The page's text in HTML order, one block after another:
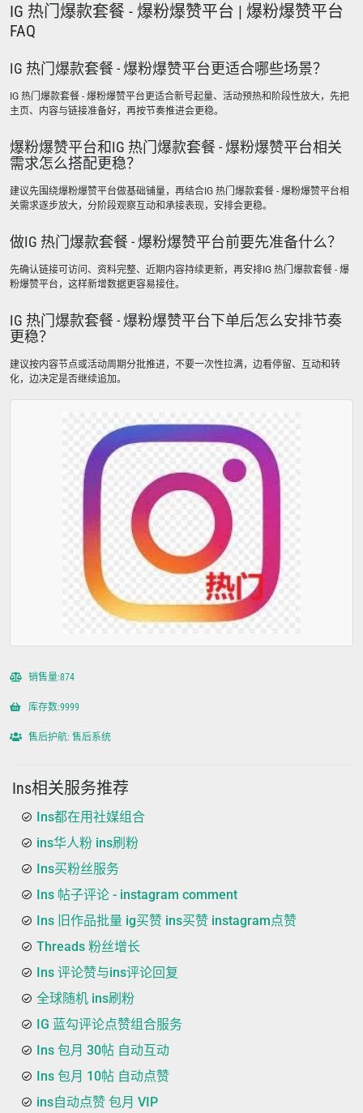
IG 热门爆款套餐 - 爆粉爆赞平台 | 爆粉爆赞平台
FAQ
IG 热门爆款套餐 - 爆粉爆赞平台更适合哪些场景？
IG 热门爆款套餐 - 爆粉爆赞平台更适合新号起量、活动预热和阶段性放大，先把
主页、内容与链接准备好，再按节奏推进会更稳。
爆粉爆赞平台和IG 热门爆款套餐 - 爆粉爆赞平台相关
需求怎么搭配更稳？
建议先围绕爆粉爆赞平台做基础铺量，再结合IG 热门爆款套餐 - 爆粉爆赞平台相
关需求逐步放大，分阶段观察互动和承接表现，安排会更稳。
做IG 热门爆款套餐 - 爆粉爆赞平台前要先准备什么？
先确认链接可访问、资料完整、近期内容持续更新，再安排IG 热门爆款套餐 - 爆
粉爆赞平台，这样新增数据更容易接住。
IG 热门爆款套餐 - 爆粉爆赞平台下单后怎么安排节奏
更稳？
建议按内容节点或活动周期分批推进，不要一次性拉满，边看停留、互动和转
化，边决定是否继续追加。
销售量:874
库存数:9999
售后护航: 售后系统
Ins相关服务推荐
Ins都在用社媒组合
ins华人粉 ins刷粉
Ins买粉丝服务
Ins 帖子评论 - instagram comment
Ins 旧作品批量 ig买赞 ins买赞 instagram点赞
Threads 粉丝增长
Ins 评论赞与ins评论回复
全球随机 ins刷粉
IG 蓝勾评论点赞组合服务
Ins 包月 30帖 自动互动
Ins 包月 10帖 自动点赞
ins自动点赞 包月 VIP